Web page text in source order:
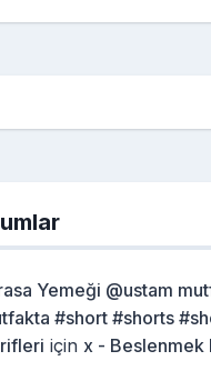
Yemeği @ustam
#short #shorts
için x - Beslenmek